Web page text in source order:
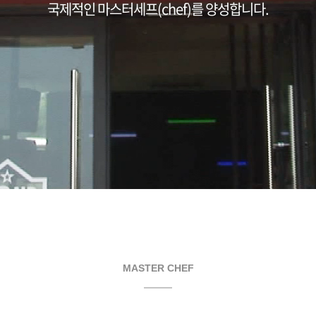
국제적인 마스터세프(chef)를 양성합니다.
MASTER CHEF